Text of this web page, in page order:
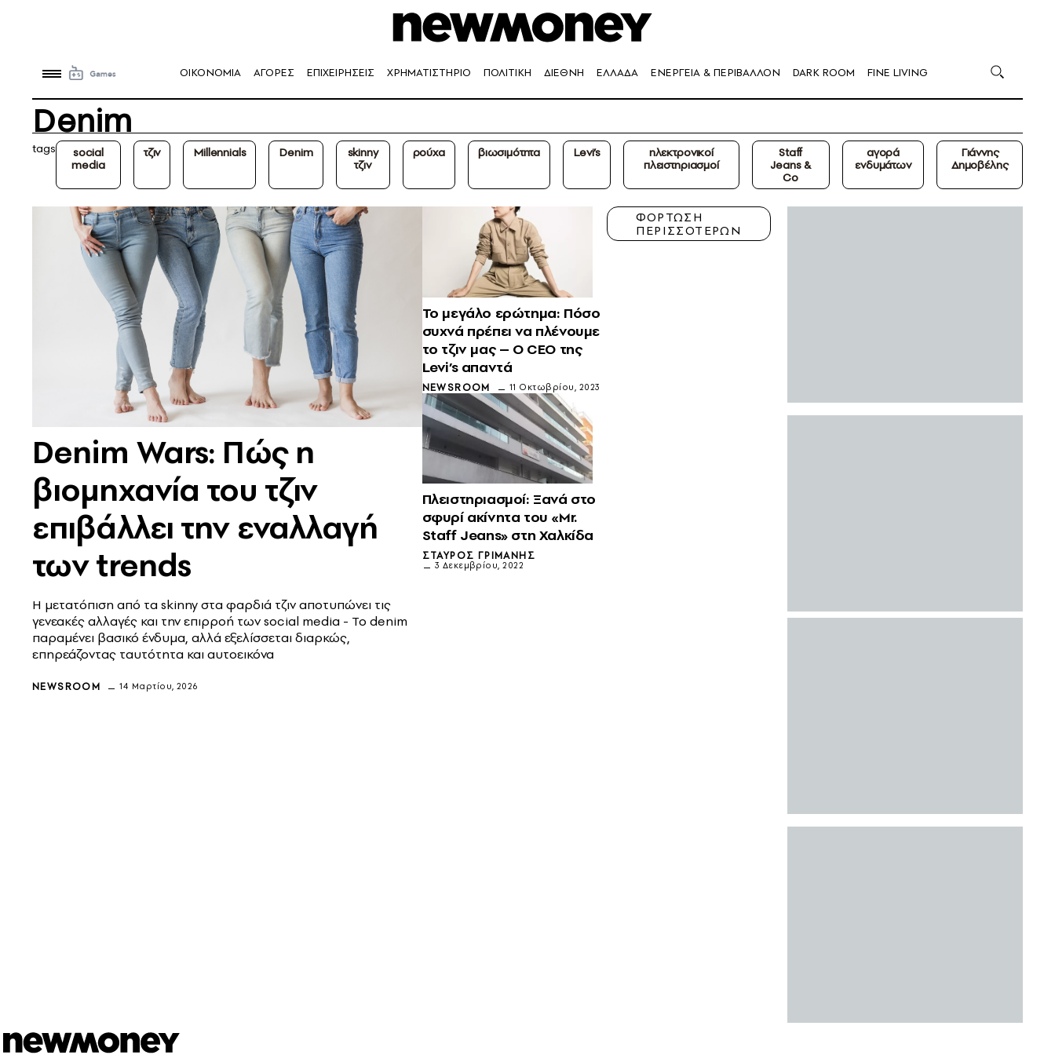
OIKONOMIA ΑΓΟΡΕΣ ΕΠΙΧΕΙΡΗΣΕΙΣ ΧΡΗΜΑΤΙΣΤΗΡΙΟ ΠΟΛΙΤΙΚΗ ΔΙΕΘΝΗ ΕΛΛΑΔΑ ΕΝΕΡΓΕΙΑ & ΠΕΡΙΒΑΛΛΟΝ DARK ROOM FINE LIVING
Denim
tags
social
media
τζιν Millennials Denim
skinny
τζιν
ρούχα βιωσιμότητα Levi’s
ηλεκτρονικοί
πλειστηριασμοί
Staff
Jeans &
Co
αγορά
ενδυμάτων
Γιάννης
Δημοβέλης
Denim Wars: Πώς η
βιομηχανία του τζιν
επιβάλλει την εναλλαγή
των trends
Η μετατόπιση από τα skinny στα φαρδιά τζιν αποτυπώνει τις
γενεακές αλλαγές και την επιρροή των social media - Το denim
παραμένει βασικό ένδυμα, αλλά εξελίσσεται διαρκώς,
επηρεάζοντας ταυτότητα και αυτοεικόνα
NEWSROOM 14 Μαρτίου, 2026
Το μεγάλο ερώτημα: Πόσο
συχνά πρέπει να πλένουμε
το τζιν μας – O CEO της
Levi’s απαντά
NEWSROOM 11 Οκτωβρίου, 2023
Πλειστηριασμοί: Ξανά στο
σφυρί ακίνητα του «Mr.
Staff Jeans» στη Χαλκίδα
ΣΤΑΎΡΟΣ ΓΡΙΜΆΝΗΣ
3 Δεκεμβρίου, 2022
ΦΟΡΤΩΣΗ
ΠΕΡΙΣΣΟΤΕΡΩΝ